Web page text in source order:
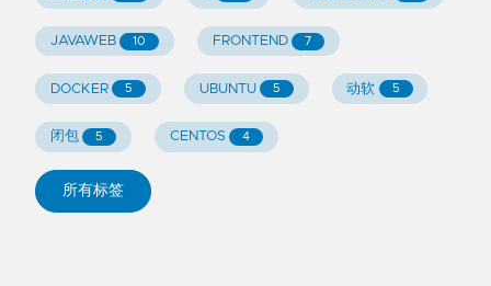
JAVAWEB 10 FRONTEND 7
DOCKER 5 UBUNTU 5 动软 5
闭包 5 CENTOS 4
所有标签